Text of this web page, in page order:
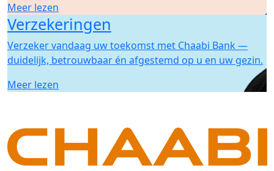
Meer lezen
Verzekeringen
Verzeker vandaag uw toekomst met Chaabi Bank —
duidelijk, betrouwbaar én afgestemd op u en uw gezin.
Meer lezen